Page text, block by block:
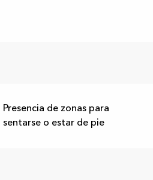
Presencia de zonas para
sentarse o estar de pie